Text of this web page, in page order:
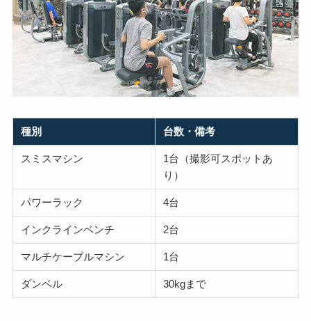
種別 台数・備考
スミスマシン
1台（撮影可スポットあ
り）
パワーラック 4台
インクラインベンチ 2台
マルチケーブルマシン 1台
ダンベル 30kgまで